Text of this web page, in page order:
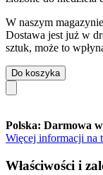
W naszym
Dostawa jest już w
sztuk, może to
Do koszyka
Polska: Darmowa
Więcej informacji na
Właściwości i